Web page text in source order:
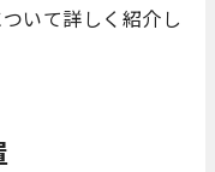
いて詳しく紹介し